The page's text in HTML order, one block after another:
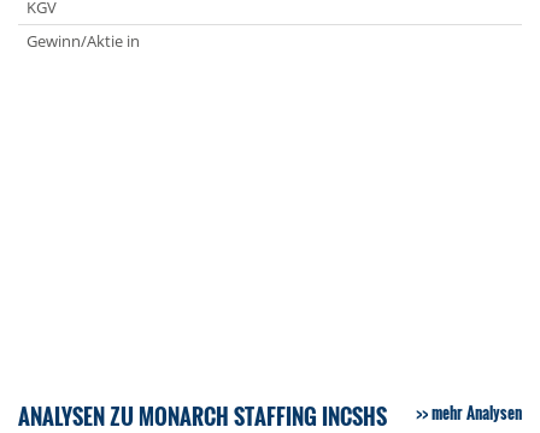
KGV
Gewinn/Aktie in
ANALYSEN ZU MONARCH STAFFING INCSHS mehr Analysen